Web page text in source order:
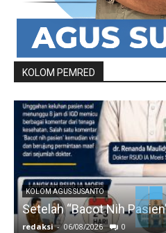
KOLOM PEMRED
KOLOM AGUS SUSANTO
Setelah “Bacot Nih
redaksi - 06/08/2026 0